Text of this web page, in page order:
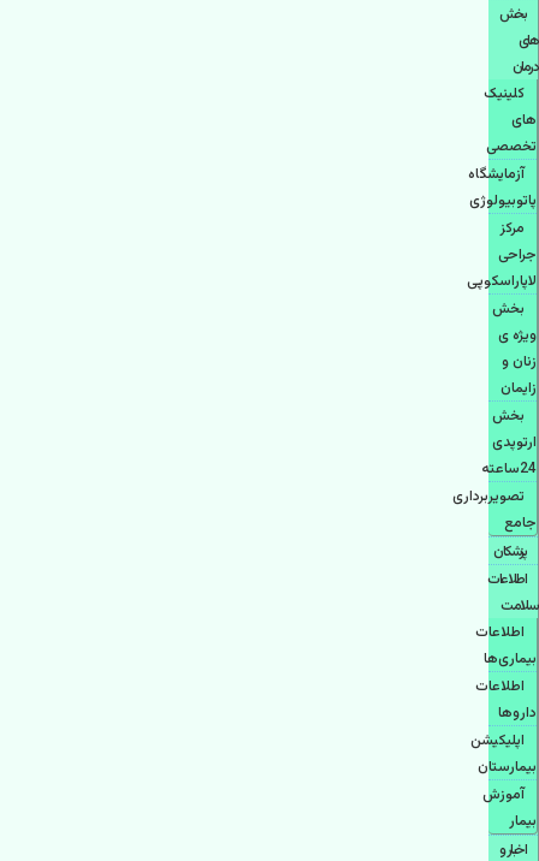
بخش
های
درمان
کلینیک
های
تخصصی
آزمایشگاه
پاتوبیولوژی
مرکز
جراحی
لاپاراسکوپی
بخش
ویژه ی
زنان و
زایمان
بخش
ارتوپدی
24ساعته
تصویربرداری
جامع
پزشكان
اطلاعات
سلامت
اطلاعات
بیماری‌ها
اطلاعات
دارو‌ها
اپليكيشن
بيمارستان
آموزش
بیمار
اخبار و